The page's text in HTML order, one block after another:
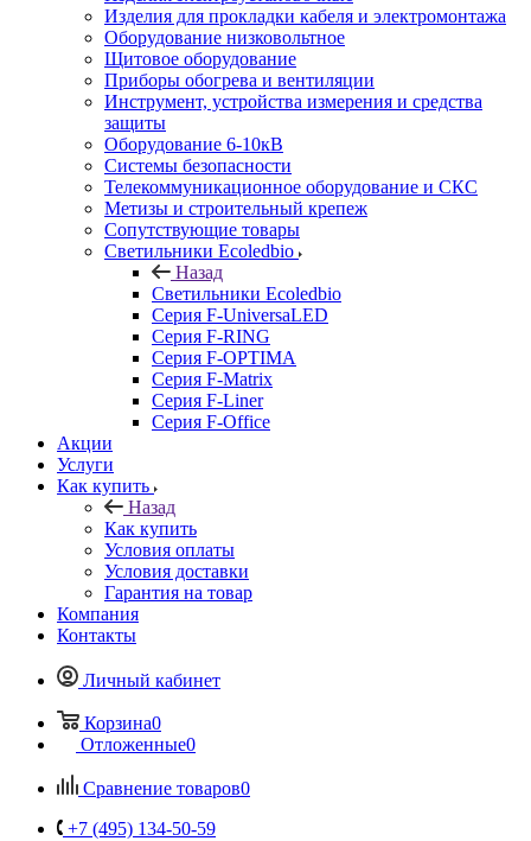
Изделия для прокладки кабеля и электромонтажа
Оборудование низковольтное
Щитовое оборудование
Приборы обогрева и вентиляции
Инструмент, устройства измерения и средства
защиты
Оборудование 6-10кВ
Системы безопасности
Телекоммуникационное оборудование и СКС
Метизы и строительный крепеж
Сопутствующие товары
Светильники Ecoledbio
Назад
Светильники Ecoledbio
Серия F-UniversaLED
Серия F-RING
Серия F-OPTIMA
Серия F-Matrix
Серия F-Liner
Серия F-Office
Акции
Услуги
Как купить
Назад
Как купить
Условия оплаты
Условия доставки
Гарантия на товар
Компания
Контакты
Личный кабинет
Корзина0
Отложенные0
Сравнение товаров0
+7 (495) 134-50-59